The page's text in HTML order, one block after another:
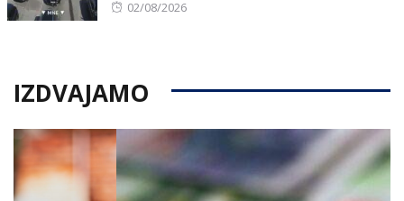
Posted
02/08/2026
IZDVAJAMO